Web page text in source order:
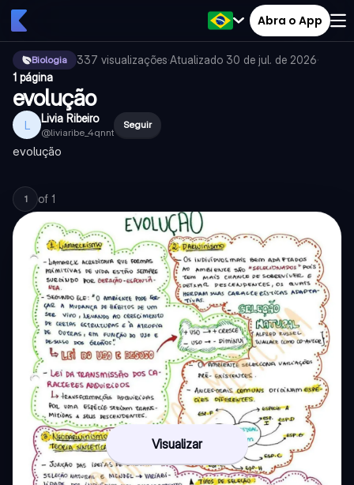
Abra o App
Biologia 337 visualizações·Atualizado 30 de jul. de 2026·
1 página
evolução
L Livia Ribeiro
@liviaribe_4qnnt
Seguir
evolução
1 of 1
Visualizar